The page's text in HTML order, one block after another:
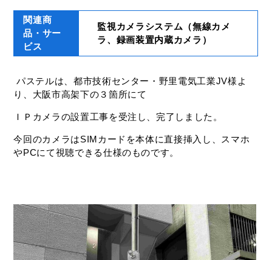
関連商
品・サー
ビス
監視カメラシステム（無線カメ
ラ、録画装置内蔵カメラ）
パステルは、都市技術センター・野里電気工業JV様よ
り、大阪市高架下の３箇所にて
ＩＰカメラの設置工事を受注し、完了しました。
今回のカメラはSIMカードを本体に直接挿入し、スマホ
やPCにて視聴できる仕様のものです。